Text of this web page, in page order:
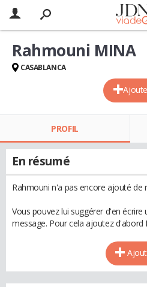
Rahmouni MINA
CASABLANCA
PROFIL
En résumé
Rahmouni n'a pas encore ajouté de
Vous pouvez lui suggérer d'en écrire
message. Pour cela ajoutez